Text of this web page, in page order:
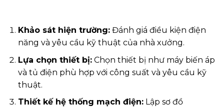
Khảo sát hiện trường:Đánh giá điều kiện điện
năng và yêu cầu kỹ thuật của nhà xưởng.
Lựa chọn thiết bị:Chọn thiết bị như máy biến áp
và tủ điện phù hợp với công suất và yêu cầu kỹ
thuật.
Thiết kế hệ thống mạch điện:Lập sơ đồ